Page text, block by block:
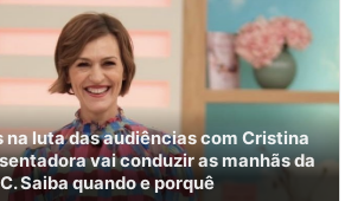
na luta das audiências com Cristina
vai conduzir as manhãs da
Saiba quando e porquê